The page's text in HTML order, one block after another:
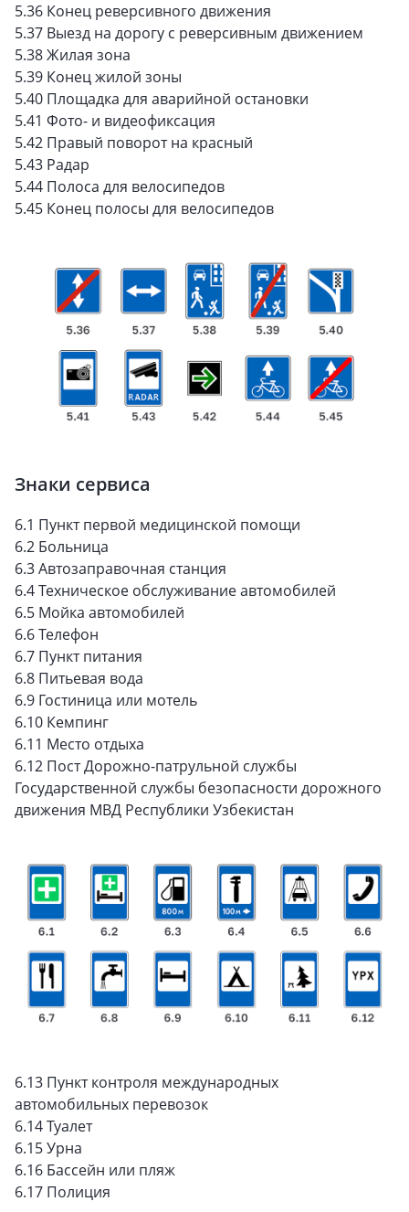
5.36 Конец реверсивного движения
5.37 Выезд на дорогу с реверсивным движением
5.38 Жилая зона
5.39 Конец жилой зоны
5.40 Площадка для аварийной остановки
5.41 Фото- и видеофиксация
5.42 Правый поворот на красный
5.43 Радар
5.44 Полоса для велосипедов
5.45 Конец полосы для велосипедов
Знаки сервиса
6.1 Пункт первой медицинской помощи
6.2 Больница
6.3 Автозаправочная станция
6.4 Техническое обслуживание автомобилей
6.5 Мойка автомобилей
6.6 Телефон
6.7 Пункт питания
6.8 Питьевая вода
6.9 Гостиница или мотель
6.10 Кемпинг
6.11 Место отдыха
6.12 Пост Дорожно-патрульной службы
Государственной службы безопасности дорожного
движения МВД Республики Узбекистан
6.13 Пункт контроля международных
автомобильных перевозок
6.14 Туалет
6.15 Урна
6.16 Бассейн или пляж
6.17 Полиция